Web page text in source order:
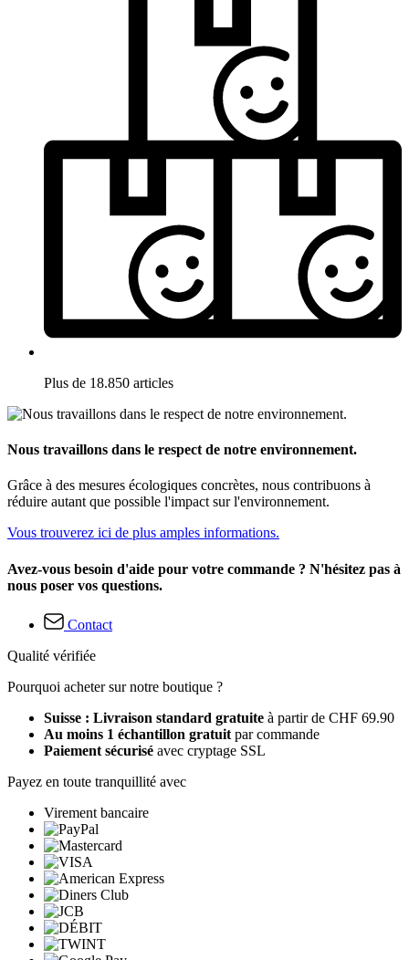
Plus de 18.850 articles
Nous travaillons dans le respect de notre environnement.
Grâce à des mesures écologiques concrètes, nous contribuons à
réduire autant que possible l'impact sur l'environnement.
Vous trouverez ici de plus amples informations.
Avez-vous besoin d'aide pour votre commande ? N'hésitez pas à
nous poser vos questions.
Contact
Qualité vérifiée
Pourquoi acheter sur notre boutique ?
Suisse : Livraison standard gratuite à partir de CHF 69.90
Au moins 1 échantillon gratuit par commande
Paiement sécurisé avec cryptage SSL
Payez en toute tranquillité avec
Virement bancaire